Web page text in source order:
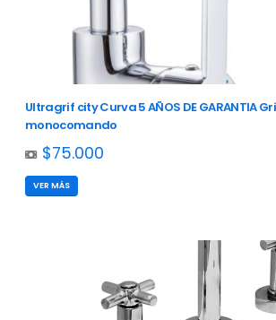
Ultragrif city Curva 5 AÑOS DE GARANTIA
monocomando
$75.000
VER MÁS